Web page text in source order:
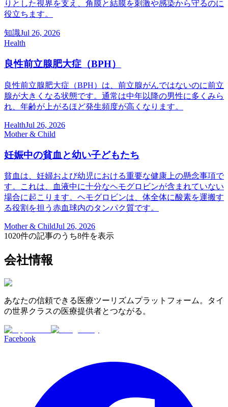
りとした視界を支え、角膜と結膜を刺激や感染から守るのに
役立ちます。
知識Jul 26, 2026
Health
良性前立腺肥大症（BPH）
良性前立腺肥大症（BPH）は、前立腺がんではないのに前立
腺が大きくなる状態です。通常は中年以降の男性に多くみら
れ、年齢が上がるほど発生頻度が高くなります。
HealthJul 26, 2026
Mother & Child
妊娠中の貧血と幼い子どもたち
貧血は、妊婦および幼児における重要な健康上の懸念事項で
す。これは、血液中に十分なヘモグロビンが含まれていない
場合に起こります。ヘモグロビンは、体全体に酸素を運搬す
る役割を担う赤血球内のタンパク質です。
Mother & ChildJul 26, 2026
1020件の記事のうち8件を表示
会社情報
あなたの信頼できる医療ツーリズムプラットフォーム。タイ
の世界クラスの医療提供者とつながる。
Facebook